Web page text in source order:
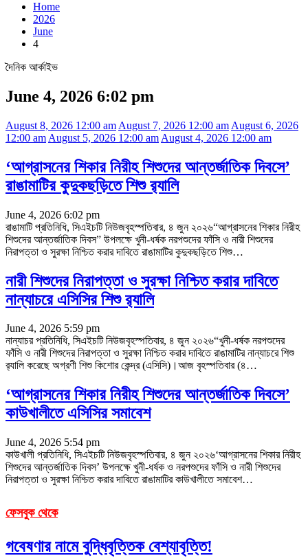
Home
2026
June
4
দৈনিক আর্কাইভ
June 4, 2026 6:02 pm
August 8, 2026 12:00 am August 7, 2026 12:00 am August 6, 2026
12:00 am August 5, 2026 12:00 am August 4, 2026 12:00 am
‘আগ্রাসনের শিকার নিরীহ শিশুদের আন্তর্জাতিক দিবসে’
রাঙামাটির কুদুকছড়িতে শিশু র‌্যালি
June 4, 2026 6:02 pm
রাঙামাটি প্রতিনিধি, সিএইচটি নিউজবৃহস্পতিবার, ৪ জুন ২০২৬“আগ্রাসনের শিকার নিরীহ
শিশুদের আন্তর্জাতিক দিবস” উপলক্ষে খুনী-ধর্ষক নরপশুদের ফাঁসি ও নারী শিশুদের
নিরাপত্তা ও সুরক্ষা নিশ্চিত করার দাবিতে রাঙামাটির কুদুকছড়িতে শিশু…
নারী শিশুদের নিরাপত্তা ও সুরক্ষা নিশ্চিত করার দাবিতে
নান্যাচরে এসিসির শিশু র‌্যালি
June 4, 2026 5:59 pm
নান্যাচর প্রতিনিধি, সিএইচটি নিউজবৃহস্পতিবার, ৪ জুন ২০২৬“খুনী-ধর্ষক নরপশুদের
ফাঁসি ও নারী শিশুদের নিরাপত্তা ও সুরক্ষা নিশ্চিত করার দাবিতে রাঙামাটির নান্যাচরে শিশু
র‌্যালি করেছে অগ্রণী শিশু কিশোর কেন্দ্র (এসিসি)।আজ বৃহস্পতিবার (৪…
‘আগ্রাসনের শিকার নিরীহ শিশুদের আন্তর্জাতিক দিবসে’
কাউখালীতে এসিসির সমাবেশ
June 4, 2026 5:54 pm
কাউখালী প্রতিনিধি, সিএইচটি নিউজবৃহস্পতিবার, ৪ জুন ২০২৬‘আগ্রাসনের শিকার নিরীহ
শিশুদের আন্তর্জাতিক দিবস’ উপলক্ষে খুনী-ধর্ষক ও নরপশুদের ফাঁসি ও নারী শিশুদের
নিরাপত্তা ও সুরক্ষা নিশ্চিত করার দাবিতে রাঙামাটির কাউখালীতে সমাবেশ…
ফেসবুক থেকে
গবেষণার নামে বুদ্ধিবৃত্তিক বেশ্যাবৃত্তি!